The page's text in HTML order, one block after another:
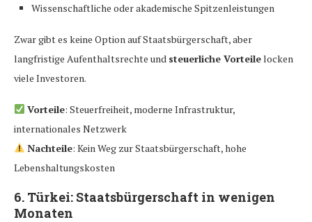
Wissenschaftliche oder akademische Spitzenleistungen
Zwar gibt es keine Option auf Staatsbürgerschaft, aber
langfristige Aufenthaltsrechte und steuerliche Vorteilelocken
viele Investoren.
Vorteile: Steuerfreiheit, moderne Infrastruktur,
internationales Netzwerk
Nachteile: Kein Weg zur Staatsbürgerschaft, hohe
Lebenshaltungskosten
6. Türkei: Staatsbürgerschaft in wenigen
Monaten